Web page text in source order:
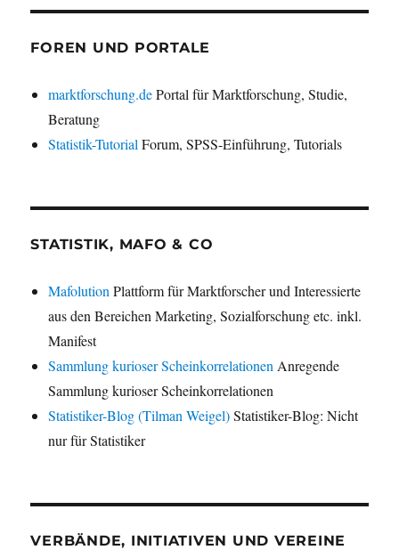
FOREN UND PORTALE
marktforschung.dePortal für Marktforschung, Studie,
Beratung
Statistik-Tutorial Forum, SPSS-Einführung, Tutorials
STATISTIK, MAFO & CO
Mafolution Plattform für Marktforscher und Interessierte
aus den Bereichen Marketing, Sozialforschung etc. inkl.
Manifest
Sammlung kurioser Scheinkorrelationen Anregende
Sammlung kurioser Scheinkorrelationen
Statistiker-Blog (Tilman Weigel)Statistiker-Blog: Nicht
nur für Statistiker
VERBÄNDE, INITIATIVEN UND VEREINE